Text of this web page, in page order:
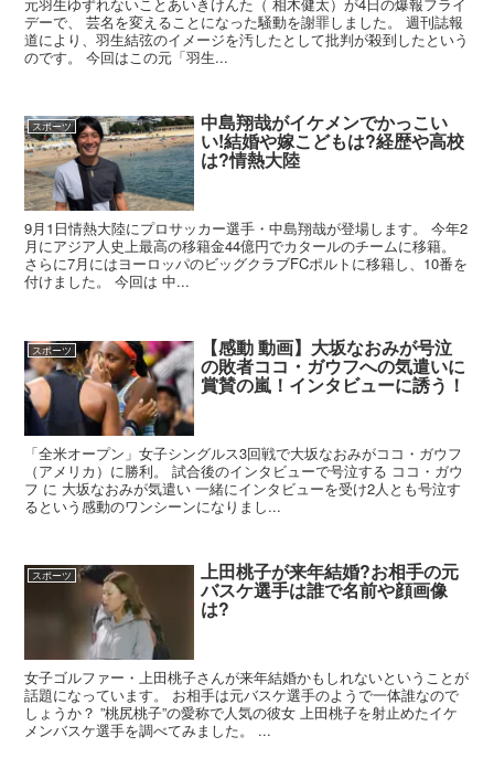
デーで、 芸名を変えることになった騒動を謝罪しました。 週刊誌報
道により、羽生結弦のイメージを汚したとして批判が殺到したという
のです。 今回はこの元「羽生...
スポーツ 中島翔哉がイケメンでかっこい
い!結婚や嫁こどもは?経歴や高校
は?情熱大陸
9月1日情熱大陸にプロサッカー選手・中島翔哉が登場します。 今年2
月にアジア人史上最高の移籍金44億円でカタールのチームに移籍。
さらに7月にはヨーロッパのビッグクラブFCポルトに移籍し、10番を
付けました。 今回は 中...
スポーツ 【感動 動画】大坂なおみが号泣
の敗者ココ・ガウフへの気遣いに
賞賛の嵐！インタビューに誘う！
「全米オープン」女子シングルス3回戦で大坂なおみがココ・ガウフ
（アメリカ）に勝利。 試合後のインタビューで号泣する ココ・ガウ
フ に 大坂なおみが気遣い 一緒にインタビューを受け2人とも号泣す
るという感動のワンシーンになりまし...
スポーツ 上田桃子が来年結婚?お相手の元
バスケ選手は誰で名前や顔画像
は?
女子ゴルファー・上田桃子さんが来年結婚かもしれないということが
話題になっています。 お相手は元バスケ選手のようで一体誰なので
しょうか？ ”桃尻桃子”の愛称で人気の彼女 上田桃子を射止めたイケ
メンバスケ選手を調べてみました。 ...